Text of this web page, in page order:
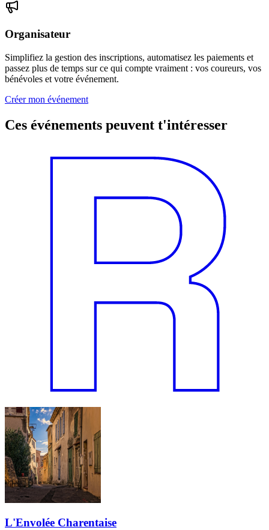
Organisateur
Simplifiez la gestion des inscriptions, automatisez les paiements et
passez plus de temps sur ce qui compte vraiment : vos coureurs, vos
bénévoles et votre événement.
Créer mon événement
Ces événements peuvent t'intéresser
L'Envolée Charentaise